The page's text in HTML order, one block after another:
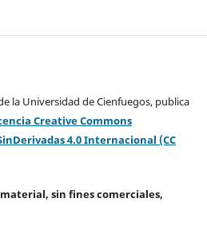
la Universidad de Cienfuegos, publica
Creative Commons
4.0 Internacional (CC
sin fines comerciales,